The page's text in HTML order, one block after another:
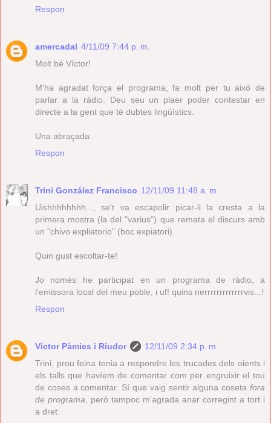
Respon
amercadal 4/11/09 7:44 p. m.
Molt bé Víctor!
M'ha agradat força el programa, fa molt per tu això de
parlar a la ràdio. Deu seu un plaer poder contestar en
directe a la gent que té dubtes lingüístics.
Una abraçada
Respon
Trini González Francisco 12/11/09 11:48 a. m.
Uishhhhhhhh..., se't va escapolir picar-li la cresta a la
primera mostra (la del "varius") que remata el discurs amb
un "chivo expliatorio" (boc expiatori).
Quin gust escoltar-te!
Jo només he participat en un programa de ràdio, a
l'emissora local del meu poble, i uf! quins nerrrrrrrrrrrrrvis...!
Respon
Víctor Pàmies i Riudor
12/11/09 2:34 p. m.
Trini, prou feina tenia a respondre les trucades dels oients i
els talls que havíem de comentar com per engruixir el tou
de coses a comentar. Sí que vaig sentir alguna coseta fora
de programa , però tampoc m'agrada anar corregint a tort i
a dret.